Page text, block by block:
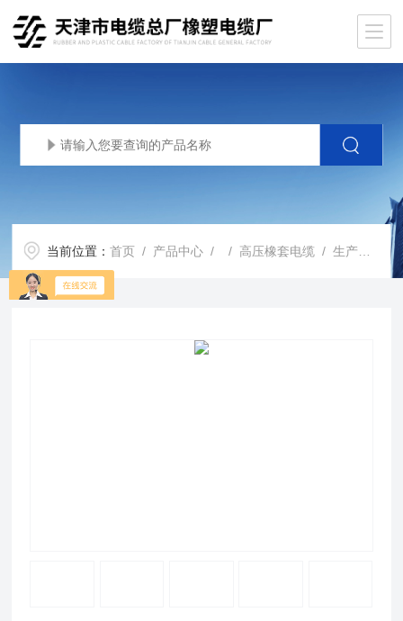
当前位置：首页 / 产品中心 / / 高压橡套电缆 / 生产基地UGF6kv高压橡套电缆3*16+1*16mm2价格